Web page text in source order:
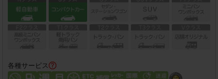
各種サービス